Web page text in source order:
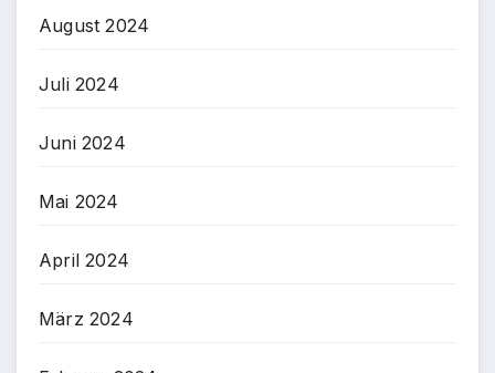
August 2024
Juli 2024
Juni 2024
Mai 2024
April 2024
März 2024